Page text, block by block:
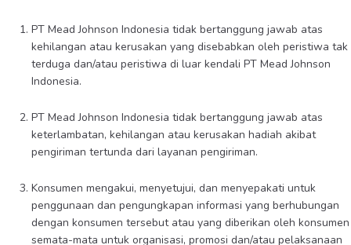
PT Mead Johnson Indonesia tidak bertanggung jawab atas
kehilangan atau kerusakan yang disebabkan oleh peristiwa tak
terduga dan/atau peristiwa di luar kendali PT Mead Johnson
Indonesia.
PT Mead Johnson Indonesia tidak bertanggung jawab atas
keterlambatan, kehilangan atau kerusakan hadiah akibat
pengiriman tertunda dari layanan pengiriman.
Konsumen mengakui, menyetujui, dan menyepakati untuk
penggunaan dan pengungkapan informasi yang berhubungan
dengan konsumen tersebut atau yang diberikan oleh konsumen
semata-mata untuk organisasi, promosi dan/atau pelaksanaan